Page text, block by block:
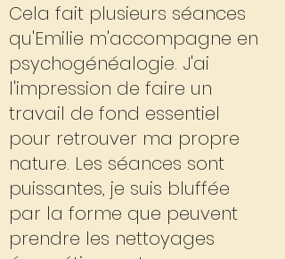
Cela fait plusieurs séances
qu'Emilie m'accompagne en
psychogénéalogie. J'ai
l'impression de faire un
travail de fond essentiel
pour retrouver ma propre
nature. Les séances sont
puissantes, je suis bluffée
par la forme que peuvent
prendre les nettoyages